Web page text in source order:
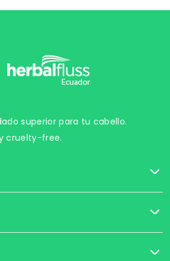
superior para tu cabello.
cruelty-free.